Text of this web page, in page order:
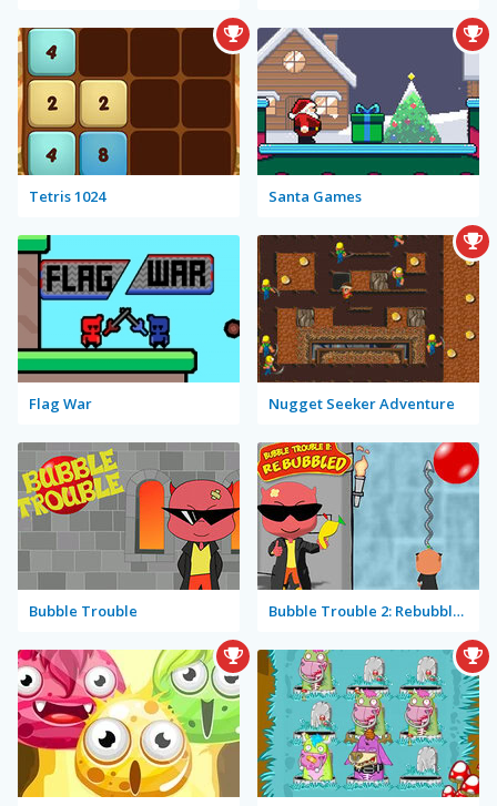
Tetris 1024 Santa Games
Flag War Nugget Seeker Adventure
Bubble Trouble Bubble Trouble 2: Rebubbled